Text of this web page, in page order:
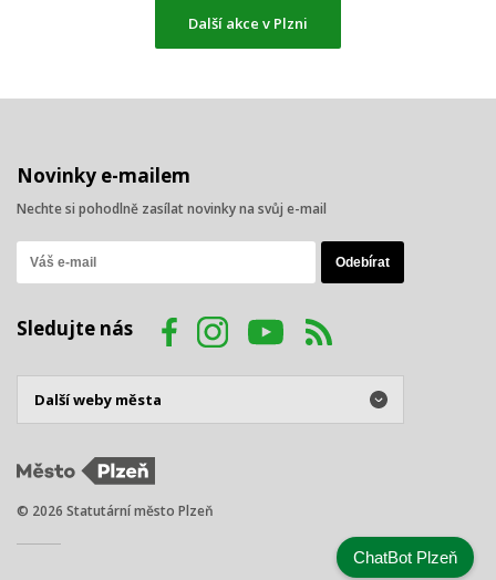
Další akce v Plzni
Novinky e-mailem
Nechte si pohodlně zasílat novinky na svůj e-mail
Sledujte nás
© 2026 Statutární město Plzeň
ChatBot Plzeň